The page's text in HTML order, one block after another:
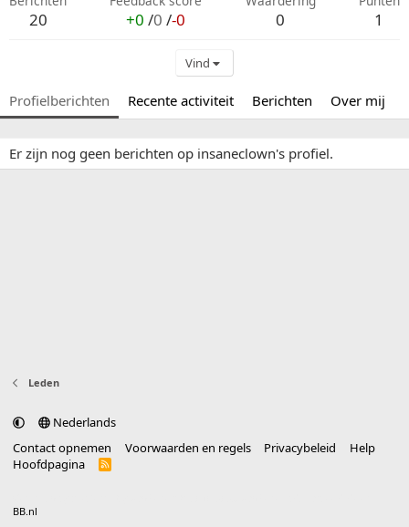
20 +0 /0 /-0 0 1
Vind
Profielberichten Recente activiteit Berichten Over mij
Er zijn nog geen berichten op insaneclown's profiel.
Leden
Nederlands
Contact opnemen
Voorwaarden en regels Privacybeleid
Help
Hoofdpagina
R
BB.nl